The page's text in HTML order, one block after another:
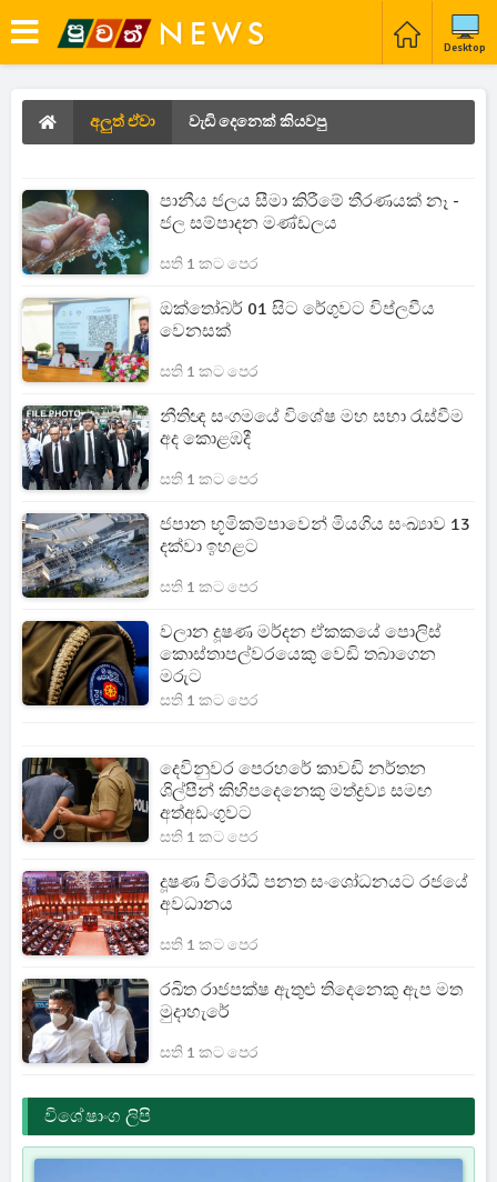
Desktop
අලුත් ඒවා වැඩි දෙනෙක් කියවපු
පානීය ජලය සීමා කිරීමේ තීරණයක් නෑ -
ජල සම්පාදන මණ්ඩලය
සති 1 කට පෙර
ඔක්තෝබර් 01 සිට රේගුවට විප්ලවීය
වෙනසක්
සති 1 කට පෙර
නීතිඥ සංගමයේ විශේෂ මහ සභා රැස්වීම
අද කොළඹදී
සති 1 කට පෙර
ජපාන භූමිකම්පාවෙන් මියගිය සංඛ්‍යාව 13
දක්වා ඉහළට
සති 1 කට පෙර
වලාන දූෂණ මර්දන ඒකකයේ පොලිස්
කොස්තාපල්වරයෙකු වෙඩි තබාගෙන
මරුට
සති 1 කට පෙර
දෙවිනුවර පෙරහරේ කාවඩි නර්තන
ශිල්පීන් කිහිපදෙනෙකු මත්ද්‍රව්‍ය සමඟ
අත්අඩංගුවට
සති 1 කට පෙර
දූෂණ විරෝධී පනත සංශෝධනයට රජයේ
අවධානය
සති 1 කට පෙර
රඛිත රාජපක්ෂ ඇතුළු තිදෙනෙකු ඇප මත
මුදාහැරේ
සති 1 කට පෙර
විශේෂාංග ලිපි